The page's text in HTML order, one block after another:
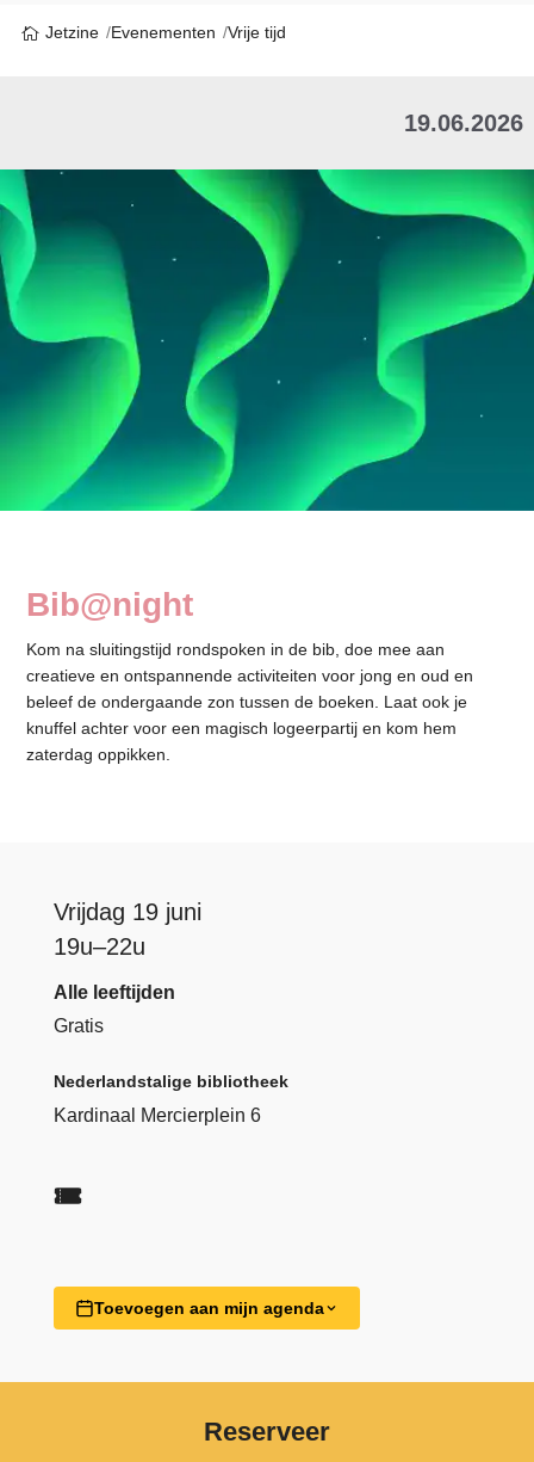
Jetzine Evenementen Vrije tijd
19.06.2026
Bib@night
Kom na sluitingstijd rondspoken in de bib, doe mee aan
creatieve en ontspannende activiteiten voor jong en oud en
beleef de ondergaande zon tussen de boeken. Laat ook je
knuffel achter voor een magisch logeerpartij en kom hem
zaterdag oppikken.
Vrijdag 19 juni
19u–22u
Alle leeftijden
Gratis
Nederlandstalige bibliotheek
Kardinaal Mercierplein 6
Toevoegen aan mijn agenda
Reserveer